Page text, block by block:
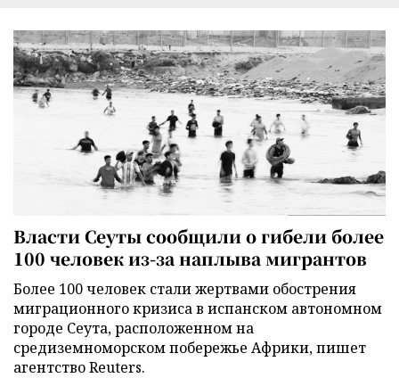
Власти Сеуты сообщили о гибели более
100 человек из-за наплыва мигрантов
Более 100 человек стали жертвами обострения
миграционного кризиса в испанском автономном
городе Сеута, расположенном на
средиземноморском побережье Африки, пишет
агентство Reuters.